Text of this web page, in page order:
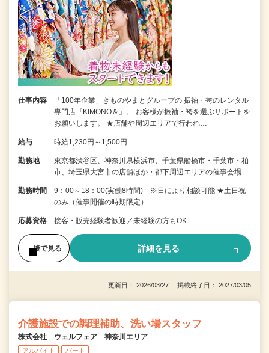
仕事内容
「100年企業」きものやまとグループの 振袖・袴のレンタル
専門店『KIMONO＆』。 お客様が振袖・袴を選ぶサポートを
お願いします。 ★店舗や周辺エリアで行われ…
給与 時給1,230円～1,500円
勤務地
東京都渋谷区、神奈川県横浜市、千葉県船橋市・千葉市・柏
市、埼玉県大宮市の店舗ほか・都下周辺エリアの催事会場
勤務時間
9：00～18：00(実働8時間) ※日により相談可能 ★土日祝
のみ（催事開催の時期限定）…
応募資格 接客・販売経験者歓迎／未経験の方もOK
後で見る 詳細を見る
更新日： 2026/03/27 掲載終了日： 2027/03/05
介護施設での調理補助、洗い場スタッフ
株式会社 ウェルフェア 神奈川エリア
アルバイト パート